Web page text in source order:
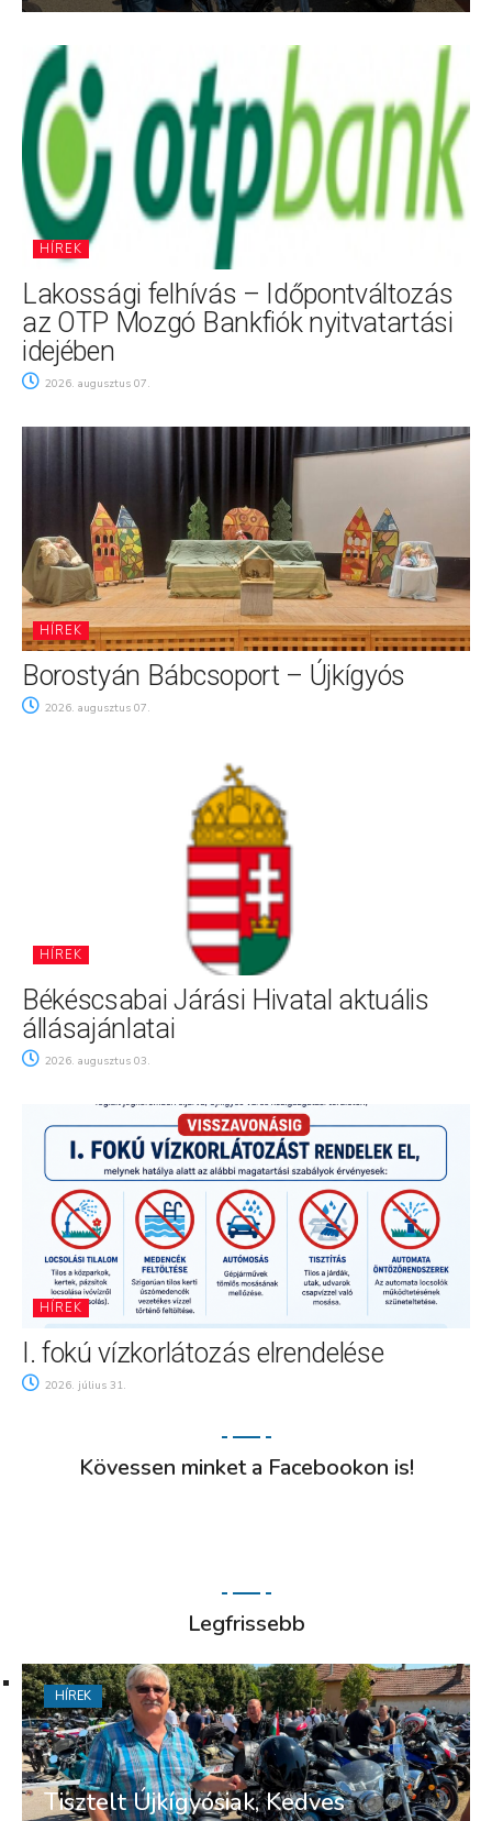
HÍREK
Lakossági felhívás – Időpontváltozás
az OTP Mozgó Bankfiók nyitvatartási
idejében
2026. augusztus 07.
HÍREK
Borostyán Bábcsoport – Újkígyós
2026. augusztus 07.
HÍREK
Békéscsabai Járási Hivatal aktuális
állásajánlatai
2026. augusztus 03.
HÍREK
I. fokú vízkorlátozás elrendelése
2026. július 31.
Kövessen minket a Facebookon is!
Legfrissebb
Tisztelt Újkígyósiak, Kedves
HÍREK